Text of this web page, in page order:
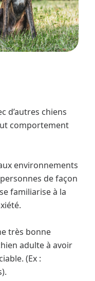
d’autres chiens
comportement
environnements
de façon
familiarise à la
très bonne
adulte à avoir
(Ex :